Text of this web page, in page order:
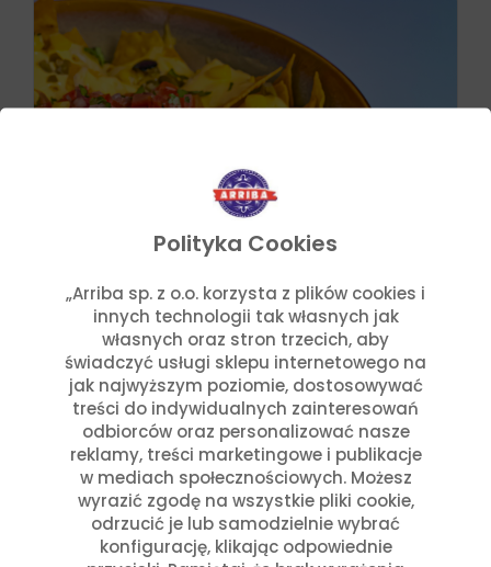
Polityka Cookies
„Arriba sp. z o.o. korzysta z plików cookies i
innych technologii tak własnych jak
własnych oraz stron trzecich, aby
świadczyć usługi sklepu internetowego na
jak najwyższym poziomie, dostosowywać
treści do indywidualnych zainteresowań
odbiorców oraz personalizować nasze
reklamy, treści marketingowe i publikacje
w mediach społecznościowych. Możesz
wyrazić zgodę na wszystkie pliki cookie,
odrzucić je lub samodzielnie wybrać
konfigurację, klikając odpowiednie
Przepisy Julia Sztyler
Nachos México
Czytaj dalej